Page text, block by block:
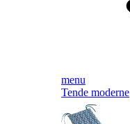
menu
Tende moderne